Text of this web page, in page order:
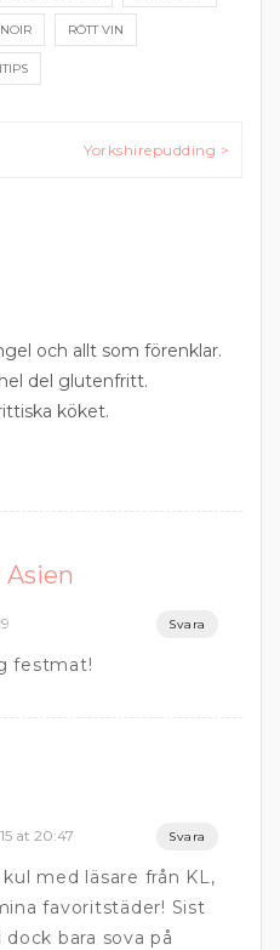
RÖTT VIN
Yorkshirepudding >
och allt som förenklar.
del glutenfritt.
köket.
Svara
festmat!
at 20:47 Svara
med läsare från KL,
favoritstäder! Sist
dock bara sova på